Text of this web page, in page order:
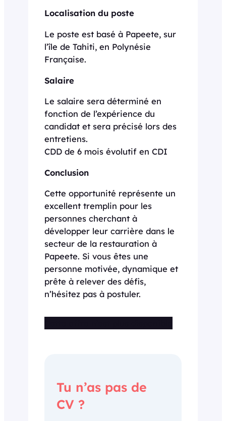
Localisation du poste
Le poste est basé à Papeete, sur
l’île de Tahiti, en Polynésie
Française.
Salaire
Le salaire sera déterminé en
fonction de l’expérience du
candidat et sera précisé lors des
entretiens.
CDD de 6 mois évolutif en CDI
Conclusion
Cette opportunité représente un
excellent tremplin pour les
personnes cherchant à
développer leur carrière dans le
secteur de la restauration à
Papeete. Si vous êtes une
personne motivée, dynamique et
prête à relever des défis,
n’hésitez pas à postuler.
Tu n’as pas de
CV ?